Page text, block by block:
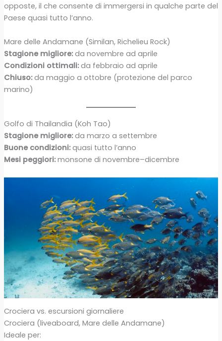
opposte, il che consente di immergersi in qualche parte del
Paese quasi tutto l’anno.
Mare delle Andamane (Similan, Richelieu Rock)
Stagione migliore:da novembre ad aprile
Condizioni ottimali:da febbraio ad aprile
Chiuso:da maggio a ottobre (protezione del parco
marino)
Golfo di Thailandia (Koh Tao)
Stagione migliore:da marzo a settembre
Buone condizioni:quasi tutto l’anno
Mesi peggiori:monsone di novembre–dicembre
Crociera vs. escursioni giornaliere
Crociera (liveaboard, Mare delle Andamane)
Ideale per: